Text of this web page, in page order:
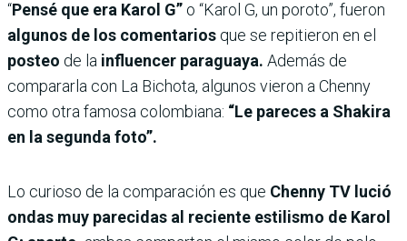
“Pensé que era Karol G” o “Karol G, un poroto”, fueron
algunos de los comentarios que se repitieron en el
posteo de la influencer paraguaya. Además de
compararla con La Bichota, algunos vieron a Chenny
como otra famosa colombiana: “Le pareces a Shakira
en la segunda foto”.
Lo curioso de la comparación es que Chenny TV lució
ondas muy parecidas al reciente estilismo de Karol